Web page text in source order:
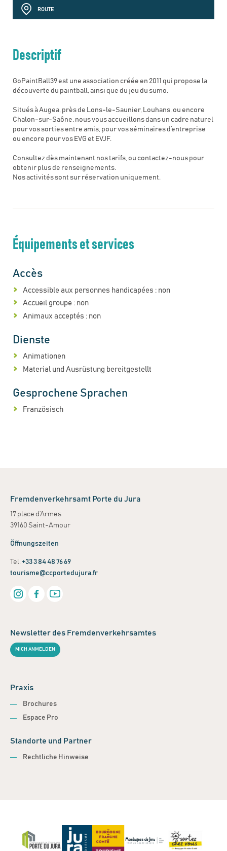
ROUTE
Descriptif
GoPaintBall39 est une association créée en 2011 qui propose la
découverte du paintball, ainsi que du jeu du sumo.
Situés à Augea, près de Lons-le-Saunier, Louhans, ou encore
Chalon-sur-Saône, nous vous accueillons dans un cadre naturel
pour vos sorties entre amis, pour vos séminaires d’entreprise
ou encore pour vos EVG et EVJF.
Consultez dès maintenant nos tarifs, ou contactez-nous pour
obtenir plus de renseignements.
Nos activités sont sur réservation uniquement.
Équipements et services
Accès
Accessible aux personnes handicapées : non
Accueil groupe : non
Animaux acceptés : non
Dienste
Animationen
Material und Ausrüstung bereitgestellt
Gesprochene Sprachen
Französisch
Fremdenverkehrsamt Porte du Jura
17 place d’Armes
39160 Saint-Amour
Öffnungszeiten
Tel. +33 3 84 48 76 69
tourisme@ccportedujura.fr
Newsletter des Fremdenverkehrsamtes
MICH ANMELDEN
Praxis
Brochures
Espace Pro
Standorte und Partner
Rechtliche Hinweise